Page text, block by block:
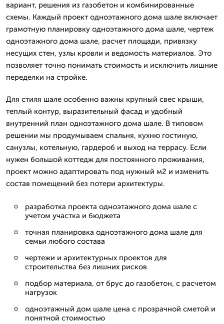
вариант, решения из газобетон и комбинированные
схемы. Каждый проект одноэтажного дома шале включает
грамотную планировку одноэтажного дома шале, чертеж
одноэтажного дома шале, расчет площади, привязку
несущих стен, узлы кровли и ведомость материалов. Это
позволяет точно понимать стоимость и исключить лишние
переделки на стройке.
Для стиля шале особенно важны крупный свес крыши,
теплый контур, выразительный фасад и удобный
внутренний план одноэтажного дома шале. В типовом
решении мы продумываем спальня, кухню гостиную,
санузлы, котельную, гардероб и выход на террасу. Если
нужен большой коттедж для постоянного проживания,
проект можно адаптировать под нужный м2 и изменить
состав помещений без потери архитектуры.
разработка проекта одноэтажного дома шале с
учетом участка и бюджета
точная планировка одноэтажного дома шале для
семьи любого состава
чертежи и архитектурных проектов для
строительства без лишних рисков
подбор материала, от брус до газобетон, с расчетом
нагрузок
одноэтажный дом шале цена с прозрачной сметой и
понятной стоимостью